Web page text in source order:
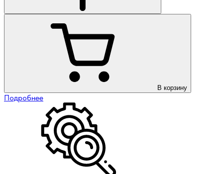
В корзину
Подробнее